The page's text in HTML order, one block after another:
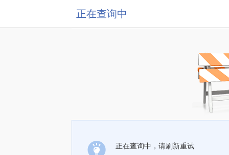
正在查询中
正在查询中，请刷新重试